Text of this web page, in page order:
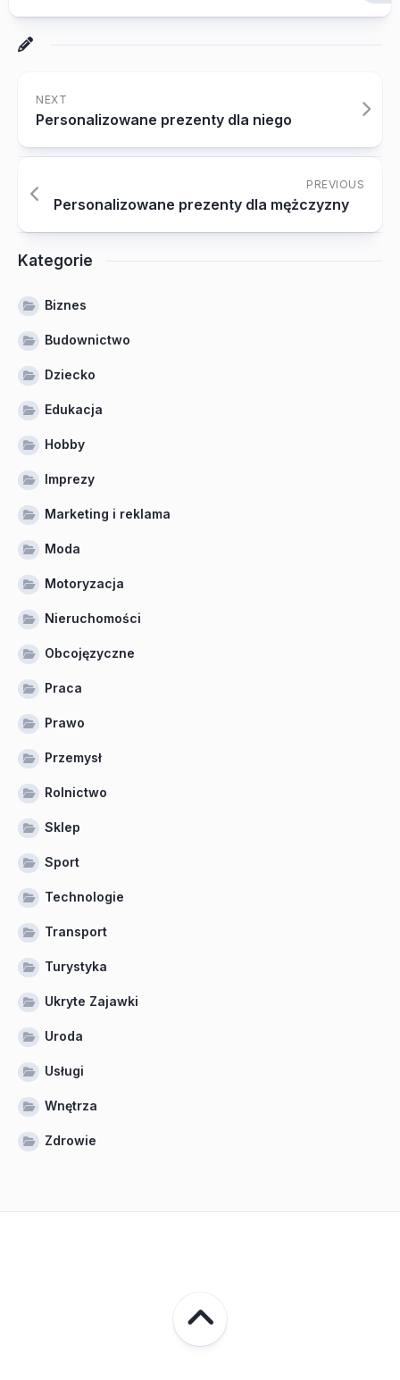
NEXT
Personalizowane prezenty dla niego
PREVIOUS
Personalizowane prezenty dla mężczyzny
Kategorie
Biznes
Budownictwo
Dziecko
Edukacja
Hobby
Imprezy
Marketing i reklama
Moda
Motoryzacja
Nieruchomości
Obcojęzyczne
Praca
Prawo
Przemysł
Rolnictwo
Sklep
Sport
Technologie
Transport
Turystyka
Ukryte Zajawki
Uroda
Usługi
Wnętrza
Zdrowie